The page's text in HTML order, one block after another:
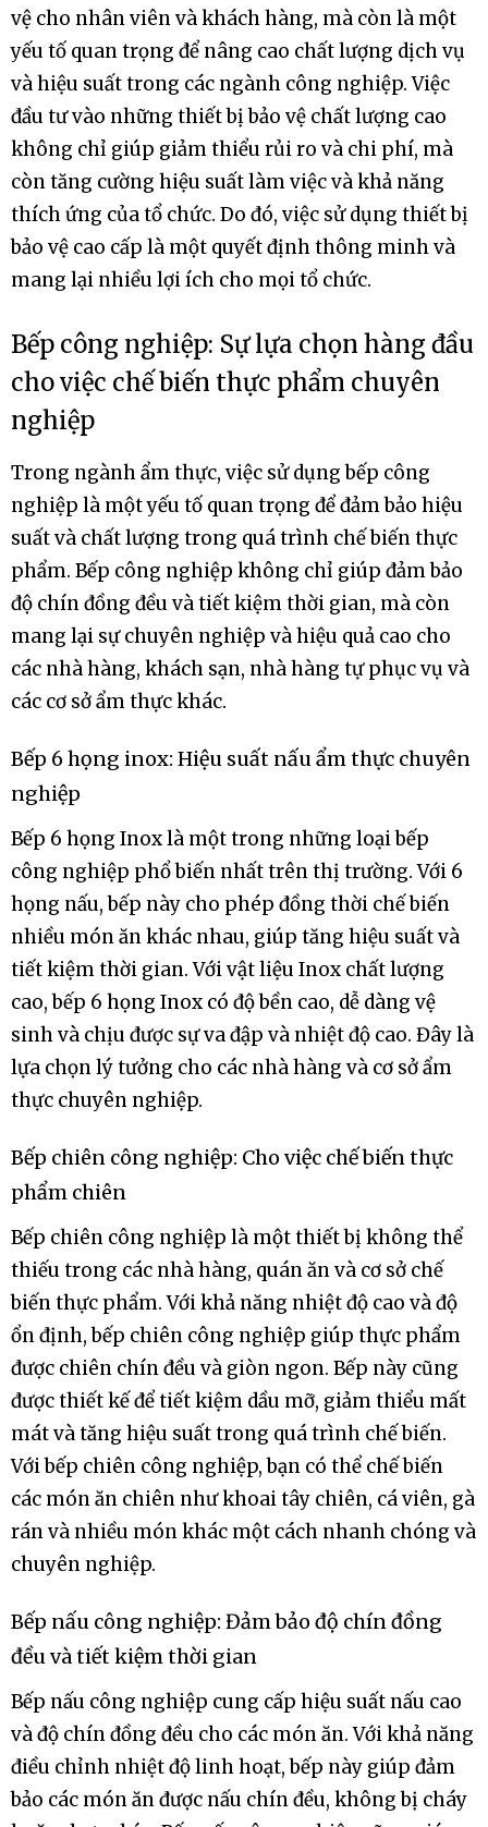
vệ cho nhân viên và khách hàng, mà còn là một
yếu tố quan trọng để nâng cao chất lượng dịch vụ
và hiệu suất trong các ngành công nghiệp. Việc
đầu tư vào những thiết bị bảo vệ chất lượng cao
không chỉ giúp giảm thiểu rủi ro và chi phí, mà
còn tăng cường hiệu suất làm việc và khả năng
thích ứng của tổ chức. Do đó, việc sử dụng thiết bị
bảo vệ cao cấp là một quyết định thông minh và
mang lại nhiều lợi ích cho mọi tổ chức.
Bếp công nghiệp: Sự lựa chọn hàng đầu
cho việc chế biến thực phẩm chuyên
nghiệp
Trong ngành ẩm thực, việc sử dụng bếp công
nghiệp là một yếu tố quan trọng để đảm bảo hiệu
suất và chất lượng trong quá trình chế biến thực
phẩm. Bếp công nghiệp không chỉ giúp đảm bảo
độ chín đồng đều và tiết kiệm thời gian, mà còn
mang lại sự chuyên nghiệp và hiệu quả cao cho
các nhà hàng, khách sạn, nhà hàng tự phục vụ và
các cơ sở ẩm thực khác.
Bếp 6 họng inox: Hiệu suất nấu ẩm thực chuyên
nghiệp
Bếp 6 họng Inox là một trong những loại bếp
công nghiệp phổ biến nhất trên thị trường. Với 6
họng nấu, bếp này cho phép đồng thời chế biến
nhiều món ăn khác nhau, giúp tăng hiệu suất và
tiết kiệm thời gian. Với vật liệu Inox chất lượng
cao, bếp 6 họng Inox có độ bền cao, dễ dàng vệ
sinh và chịu được sự va đập và nhiệt độ cao. Đây là
lựa chọn lý tưởng cho các nhà hàng và cơ sở ẩm
thực chuyên nghiệp.
Bếp chiên công nghiệp: Cho việc chế biến thực
phẩm chiên
Bếp chiên công nghiệp là một thiết bị không thể
thiếu trong các nhà hàng, quán ăn và cơ sở chế
biến thực phẩm. Với khả năng nhiệt độ cao và độ
ổn định, bếp chiên công nghiệp giúp thực phẩm
được chiên chín đều và giòn ngon. Bếp này cũng
được thiết kế để tiết kiệm dầu mỡ, giảm thiểu mất
mát và tăng hiệu suất trong quá trình chế biến.
Với bếp chiên công nghiệp, bạn có thể chế biến
các món ăn chiên như khoai tây chiên, cá viên, gà
rán và nhiều món khác một cách nhanh chóng và
chuyên nghiệp.
Bếp nấu công nghiệp: Đảm bảo độ chín đồng
đều và tiết kiệm thời gian
Bếp nấu công nghiệp cung cấp hiệu suất nấu cao
và độ chín đồng đều cho các món ăn. Với khả năng
điều chỉnh nhiệt độ linh hoạt, bếp này giúp đảm
bảo các món ăn được nấu chín đều, không bị cháy